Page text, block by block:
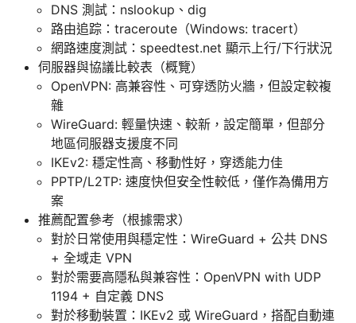
DNS 測試：nslookup、dig
路由追踪：traceroute（Windows: tracert）
網路速度測試：speedtest.net 顯示上行/下行狀況
伺服器與協議比較表（概覽）
OpenVPN: 高兼容性、可穿透防火牆，但設定較複
雜
WireGuard: 輕量快速、較新，設定簡單，但部分
地區伺服器支援度不同
IKEv2: 穩定性高、移動性好，穿透能力佳
PPTP/L2TP: 速度快但安全性較低，僅作為備用方
案
推薦配置參考（根據需求）
對於日常使用與穩定性：WireGuard + 公共 DNS
+ 全域走 VPN
對於需要高隱私與兼容性：OpenVPN with UDP
1194 + 自定義 DNS
對於移動裝置：IKEv2 或 WireGuard，搭配自動連